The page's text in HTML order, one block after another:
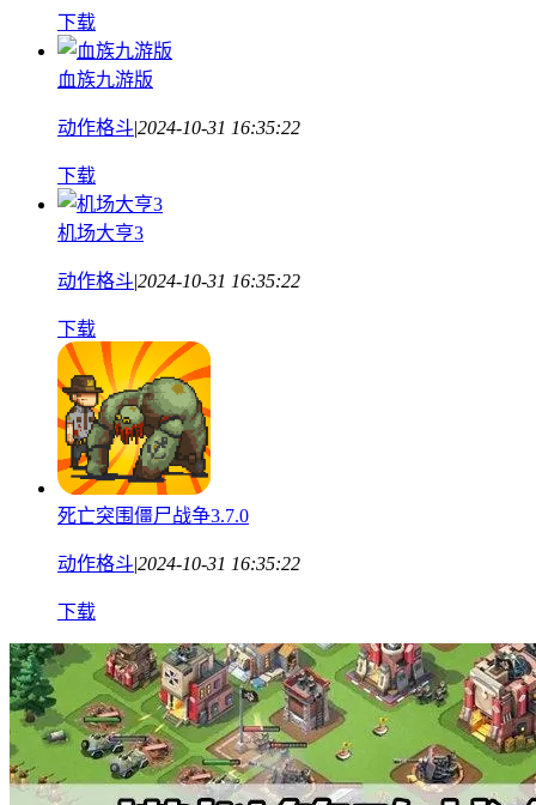
下载
血族九游版
动作格斗|2024-10-31 16:35:22
下载
机场大亨3
动作格斗|2024-10-31 16:35:22
下载
死亡突围僵尸战争3.7.0
动作格斗|2024-10-31 16:35:22
下载